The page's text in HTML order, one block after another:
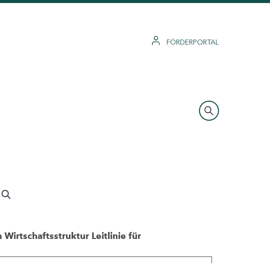
FÖRDERPORTAL
Wirtschaftsstruktur Leitlinie für